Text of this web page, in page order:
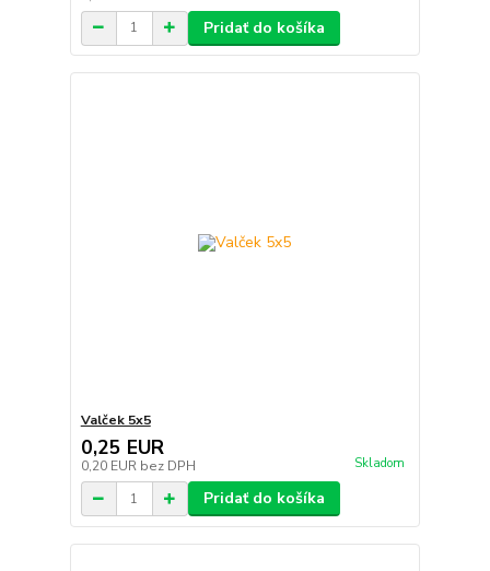
Pridať do košíka
Valček 5x5
0,25 EUR
0,20 EUR bez DPH Skladom
Pridať do košíka